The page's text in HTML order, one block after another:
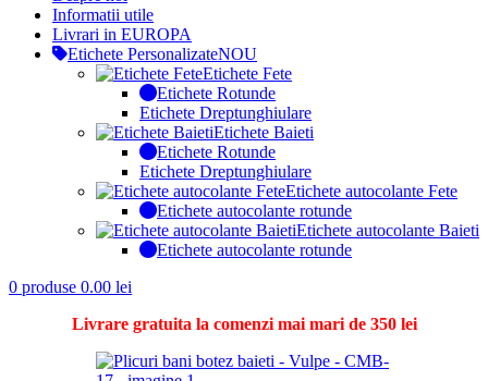
Informatii utile
Livrari in EUROPA
Etichete PersonalizateNOU
Etichete Fete
Etichete Rotunde
Etichete Dreptunghiulare
Etichete Baieti
Etichete Rotunde
Etichete Dreptunghiulare
Etichete autocolante Fete
Etichete autocolante rotunde
Etichete autocolante Baieti
Etichete autocolante rotunde
0 produse 0.00 lei
Livrare gratuita la comenzi mai mari de 350 lei